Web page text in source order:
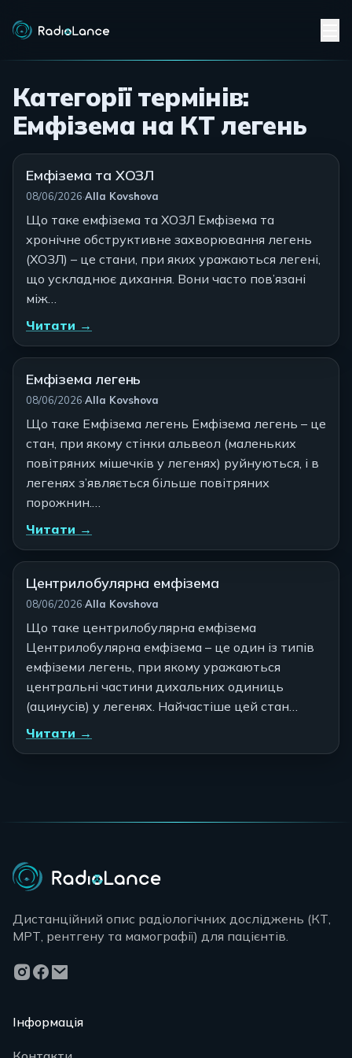
Категорії термінів:
Емфізема на КТ легень
Емфізема та ХОЗЛ
08/06/2026·Автор:
Alla Kovshova
Що таке емфізема та ХОЗЛ Емфізема та
хронічне обструктивне захворювання легень
(ХОЗЛ) – це стани, при яких уражаються легені,
що ускладнює дихання. Вони часто пов’язані
між…
Читати →
Емфізема легень
08/06/2026·Автор:
Alla Kovshova
Що таке Емфізема легень Емфізема легень – це
стан, при якому стінки альвеол (маленьких
повітряних мішечків у легенях) руйнуються, і в
легенях з’являється більше повітряних
порожнин.…
Читати →
Центрилобулярна емфізема
08/06/2026·Автор:
Alla Kovshova
Що таке центрилобулярна емфізема
Центрилобулярна емфізема – це один із типів
емфіземи легень, при якому уражаються
центральні частини дихальних одиниць
(ацинусів) у легенях. Найчастіше цей стан…
Читати →
Дистанційний опис радіологічних досліджень (КТ,
МРТ, рентгену та мамографії) для пацієнтів.
Інформація